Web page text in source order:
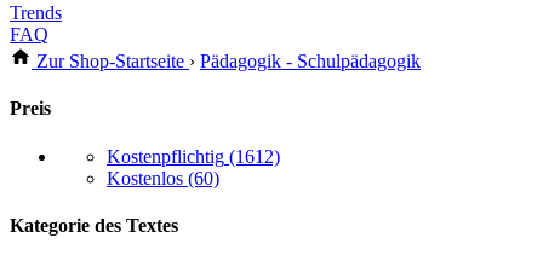
Trends
FAQ
Zur Shop-Startseite › Pädagogik - Schulpädagogik
Preis
Kostenpflichtig (1612)
Kostenlos (60)
Kategorie des Textes